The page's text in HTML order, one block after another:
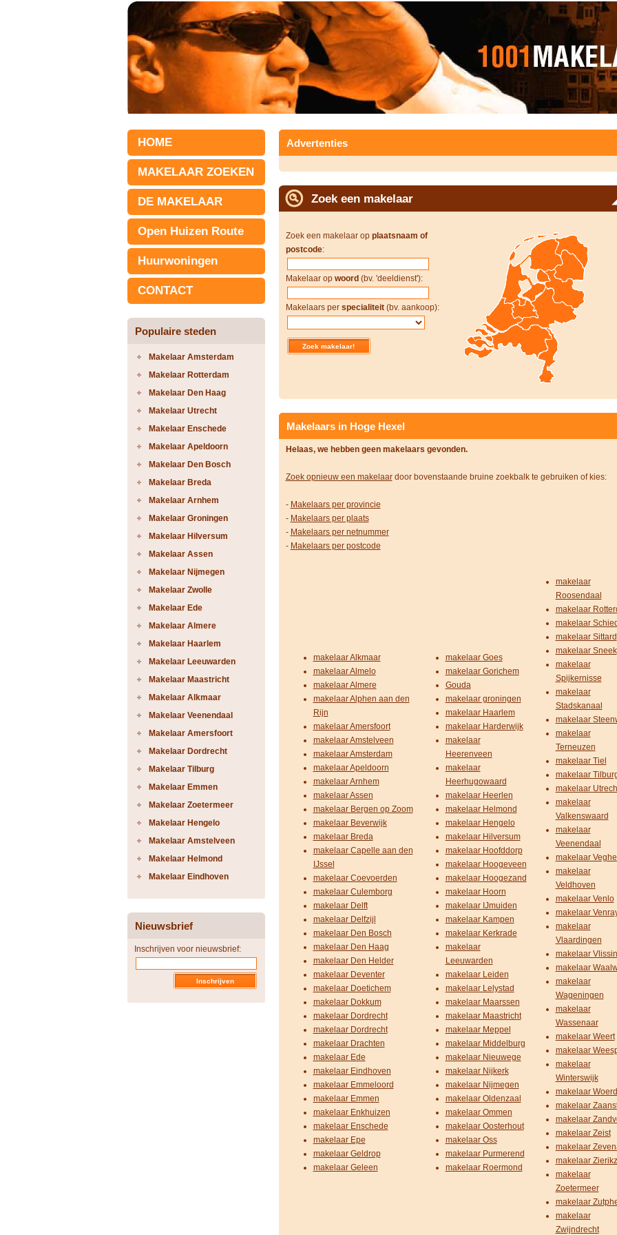
HOME
MAKELAAR ZOEKEN
DE MAKELAAR
Open Huizen Route
Huurwoningen
CONTACT
Populaire steden
Makelaar Amsterdam
Makelaar Rotterdam
Makelaar Den Haag
Makelaar Utrecht
Makelaar Enschede
Makelaar Apeldoorn
Makelaar Den Bosch
Makelaar Breda
Makelaar Arnhem
Makelaar Groningen
Makelaar Hilversum
Makelaar Assen
Makelaar Nijmegen
Makelaar Zwolle
Makelaar Ede
Makelaar Almere
Makelaar Haarlem
Makelaar Leeuwarden
Makelaar Maastricht
Makelaar Alkmaar
Makelaar Veenendaal
Makelaar Amersfoort
Makelaar Dordrecht
Makelaar Tilburg
Makelaar Emmen
Makelaar Zoetermeer
Makelaar Hengelo
Makelaar Amstelveen
Makelaar Helmond
Makelaar Eindhoven
Nieuwsbrief
Inschrijven voor nieuwsbrief:
Advertenties
Zoek een makelaar
Zoek een makelaar op plaatsnaam of
postcode:
Makelaar op woord (bv. 'deeldienst'):
Makelaars per specialiteit(bv. aankoop):
Makelaars in Hoge Hexel
Helaas, we hebben geen makelaars gevonden.
Zoek opnieuw een makelaardoor bovenstaande bruine zoekbalk te gebruiken of kies:
- Makelaars per provincie
- Makelaars per plaats
- Makelaars per netnummer
- Makelaars per postcode
makelaar Alkmaar
makelaar Almelo
makelaar Almere
makelaar Alphen aan den
Rijn
makelaar Amersfoort
makelaar Amstelveen
makelaar Amsterdam
makelaar Apeldoorn
makelaar Arnhem
makelaar Assen
makelaar Bergen op Zoom
makelaar Beverwijk
makelaar Breda
makelaar Capelle aan den
IJssel
makelaar Coevoerden
makelaar Culemborg
makelaar Delft
makelaar Delfzijl
makelaar Den Bosch
makelaar Den Haag
makelaar Den Helder
makelaar Deventer
makelaar Doetichem
makelaar Dokkum
makelaar Dordrecht
makelaar Dordrecht
makelaar Drachten
makelaar Ede
makelaar Eindhoven
makelaar Emmeloord
makelaar Emmen
makelaar Enkhuizen
makelaar Enschede
makelaar Epe
makelaar Geldrop
makelaar Geleen
makelaar Goes
makelaar Gorichem
Gouda
makelaar groningen
makelaar Haarlem
makelaar Harderwijk
makelaar
Heerenveen
makelaar
Heerhugowaard
makelaar Heerlen
makelaar Helmond
makelaar Hengelo
makelaar Hilversum
makelaar Hoofddorp
makelaar Hoogeveen
makelaar Hoogezand
makelaar Hoorn
makelaar IJmuiden
makelaar Kampen
makelaar Kerkrade
makelaar
Leeuwarden
makelaar Leiden
makelaar Lelystad
makelaar Maarssen
makelaar Maastricht
makelaar Meppel
makelaar Middelburg
makelaar Nieuwege
makelaar Nijkerk
makelaar Nijmegen
makelaar Oldenzaal
makelaar Ommen
makelaar Oosterhout
makelaar Oss
makelaar Purmerend
makelaar Roermond
makelaar
Roosendaal
makelaar
makelaar
makelaar Sittard
makelaar Sneek
makelaar
Spijkernisse
makelaar
Stadskanaal
makelaar
makelaar
Terneuzen
makelaar Tiel
makelaar
makelaar
makelaar
Valkenswaard
makelaar
Veenendaal
makelaar Veghel
makelaar
Veldhoven
makelaar Venlo
makelaar
makelaar
Vlaardingen
makelaar
makelaar
makelaar
Wageningen
makelaar
Wassenaar
makelaar Weert
makelaar
makelaar
Winterswijk
makelaar
makelaar
makelaar
makelaar Zeist
makelaar
makelaar
makelaar
Zoetermeer
makelaar
makelaar
Zwijndrecht